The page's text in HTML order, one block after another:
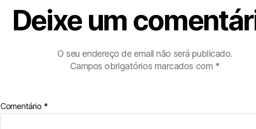
Deixe um
O seu endereço de email não será publicado.
Campos obrigatórios marcados com *
Comentário *